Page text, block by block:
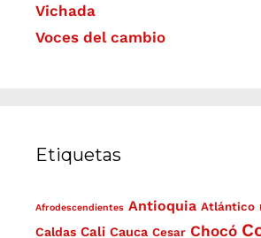
Vichada
Voces del cambio
Etiquetas
Afrodescendientes Antioquia Atlántico
Caldas Cali Cauca Cesar Chocó